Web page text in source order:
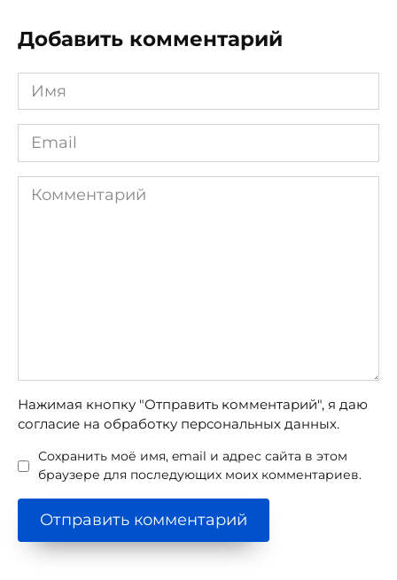
Добавить комментарий
Имя
*
Email
*
Комментарий
Нажимая кнопку "Отправить комментарий", я даю
согласие на обработку персональных данных.
Сохранить моё имя, email и адрес сайта в этом
браузере для последующих моих комментариев.